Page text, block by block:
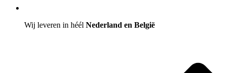
Wij leveren in héél Nederland en België